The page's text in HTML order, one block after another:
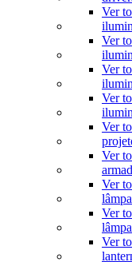
Ver
Ver
Ver
Ver
Ver
Ver
Ver
Ver
Ver